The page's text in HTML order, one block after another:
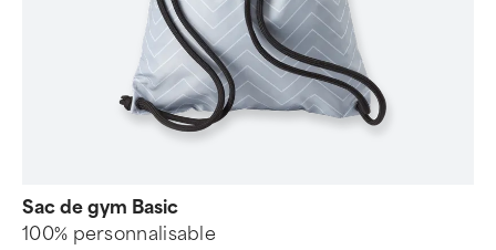
Sac de gym Basic
100% personnalisable